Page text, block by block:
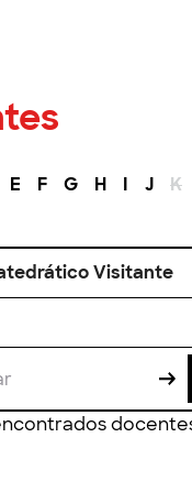
E F G H I J K
Visitante